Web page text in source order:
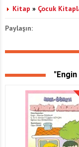
Kitap » Çocuk
Paylaşın: